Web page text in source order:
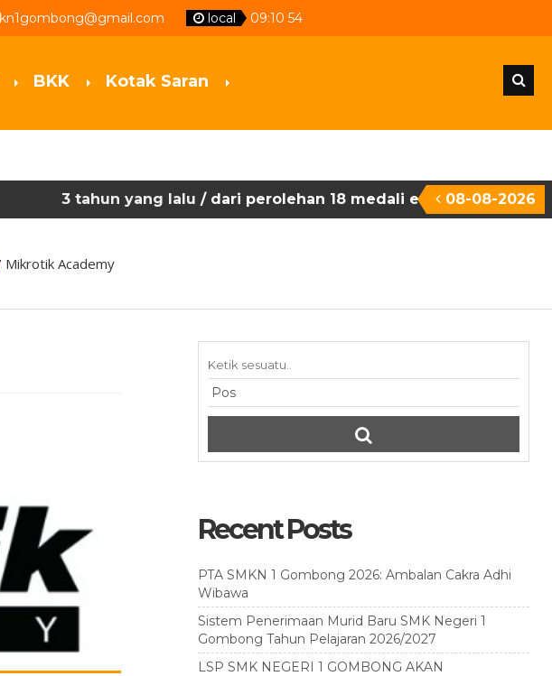
local 09:10 55
BKK Kotak Saran
08-08-2026
3 tahun yang lalu/ dari perolehan 18 medali emas tersebut, smk
Mikrotik Academy
Recent Posts
PTA SMKN 1 Gombong 2026: Ambalan Cakra Adhi
Wibawa
Sistem Penerimaan Murid Baru SMK Negeri 1
Gombong Tahun Pelajaran 2026/2027
LSP SMK NEGERI 1 GOMBONG AKAN